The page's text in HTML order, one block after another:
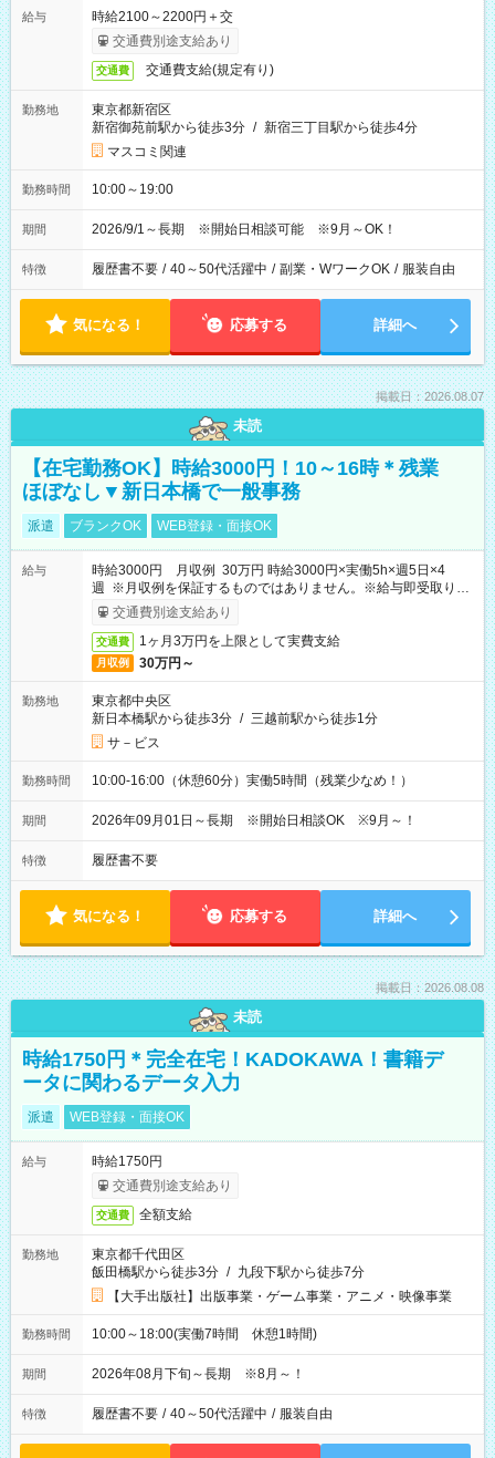
給与
時給2100～2200円＋交
交通費別途支給あり
交通費 交通費支給(規定有り)
勤務地
東京都新宿区
新宿御苑前駅から徒歩3分 / 新宿三丁目駅から徒歩4分
マスコミ関連
勤務時間 10:00～19:00
期間 2026/9/1～長期 ※開始日相談可能 ※9月～OK！
特徴 履歴書不要 / 40～50代活躍中 / 副業・WワークOK / 服装自由
気になる！ 応募する 詳細へ
掲載日：2026.08.07
未読
【在宅勤務OK】時給3000円！10～16時＊残業
ほぼなし▼新日本橋で一般事務
派遣 ブランクOK WEB登録・面接OK
給与
時給3000円 月収例 30万円 時給3000円×実働5h×週5日×4
週 ※月収例を保証するものではありません。※給与即受取りサ
ービス利用可（利用条件有）
交通費別途支給あり
交通費 1ヶ月3万円を上限として実費支給
月収例 30万円～
勤務地
東京都中央区
新日本橋駅から徒歩3分 / 三越前駅から徒歩1分
サ－ビス
勤務時間 10:00-16:00（休憩60分）実働5時間（残業少なめ！）
期間 2026年09月01日～長期 ※開始日相談OK ※9月～！
特徴 履歴書不要
気になる！ 応募する 詳細へ
掲載日：2026.08.08
未読
時給1750円＊完全在宅！KADOKAWA！書籍デ
ータに関わるデータ入力
派遣 WEB登録・面接OK
給与
時給1750円
交通費別途支給あり
交通費 全額支給
勤務地
東京都千代田区
飯田橋駅から徒歩3分 / 九段下駅から徒歩7分
【大手出版社】出版事業・ゲーム事業・アニメ・映像事業
勤務時間 10:00～18:00(実働7時間 休憩1時間)
期間 2026年08月下旬～長期 ※8月～！
特徴 履歴書不要 / 40～50代活躍中 / 服装自由